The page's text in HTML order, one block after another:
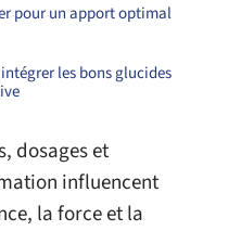
pour un apport optimal
les bons glucides
dosages et
influencent
la force et la